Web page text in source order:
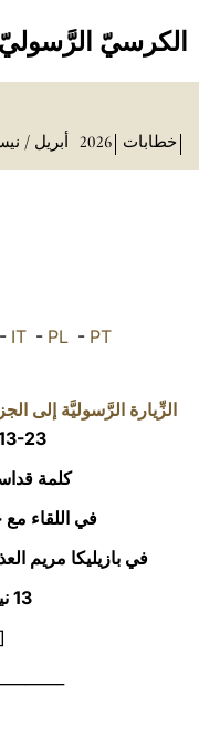
الكرسيّ الرَّسوليّ
خطابات 2026 أبريل /
- IT - PL - PT
الزِّيارة الرَّسوليَّة إلى
13-23 نيسان/أبريل
كلمة
في اللقاء مع
في بازيليكا مريم
13 نيسان/أبريل 2026
[